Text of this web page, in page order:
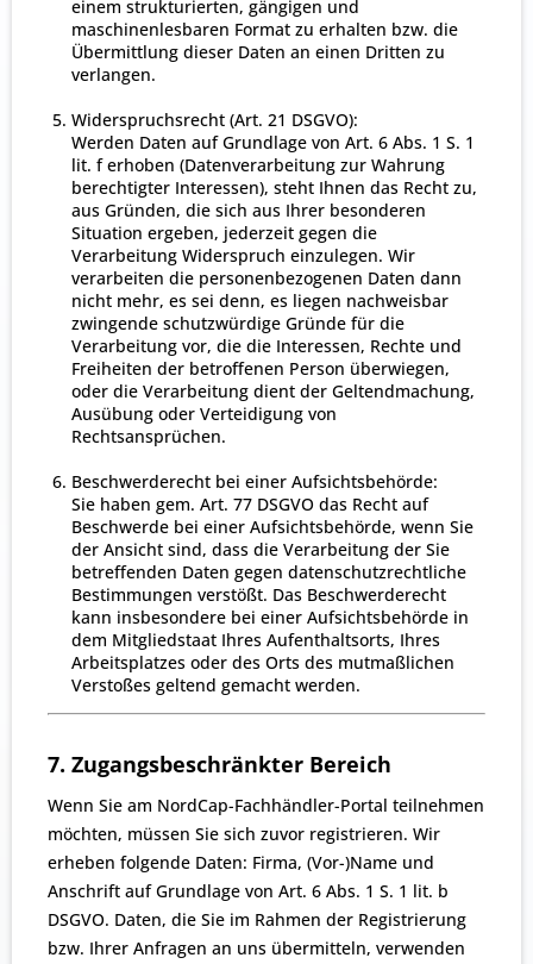
einem strukturierten, gängigen und
maschinenlesbaren Format zu erhalten bzw. die
Übermittlung dieser Daten an einen Dritten zu
verlangen.
Widerspruchsrecht (Art. 21 DSGVO):
Werden Daten auf Grundlage von Art. 6 Abs. 1 S. 1
lit. f erhoben (Datenverarbeitung zur Wahrung
berechtigter Interessen), steht Ihnen das Recht zu,
aus Gründen, die sich aus Ihrer besonderen
Situation ergeben, jederzeit gegen die
Verarbeitung Widerspruch einzulegen. Wir
verarbeiten die personenbezogenen Daten dann
nicht mehr, es sei denn, es liegen nachweisbar
zwingende schutzwürdige Gründe für die
Verarbeitung vor, die die Interessen, Rechte und
Freiheiten der betroffenen Person überwiegen,
oder die Verarbeitung dient der Geltendmachung,
Ausübung oder Verteidigung von
Rechtsansprüchen.
Beschwerderecht bei einer Aufsichtsbehörde:
Sie haben gem. Art. 77 DSGVO das Recht auf
Beschwerde bei einer Aufsichtsbehörde, wenn Sie
der Ansicht sind, dass die Verarbeitung der Sie
betreffenden Daten gegen datenschutzrechtliche
Bestimmungen verstößt. Das Beschwerderecht
kann insbesondere bei einer Aufsichtsbehörde in
dem Mitgliedstaat Ihres Aufenthaltsorts, Ihres
Arbeitsplatzes oder des Orts des mutmaßlichen
Verstoßes geltend gemacht werden.
7. Zugangsbeschränkter Bereich
Wenn Sie am NordCap-Fachhändler-Portal teilnehmen
möchten, müssen Sie sich zuvor registrieren. Wir
erheben folgende Daten: Firma, (Vor-)Name und
Anschrift auf Grundlage von Art. 6 Abs. 1 S. 1 lit. b
DSGVO. Daten, die Sie im Rahmen der Registrierung
bzw. Ihrer Anfragen an uns übermitteln, verwenden